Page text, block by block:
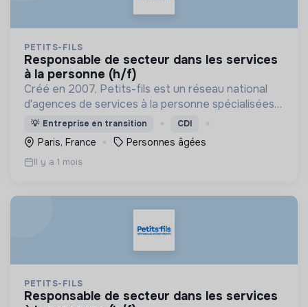
PETITS-FILS
responsable de secteur dans les services
à la personne (h/f)
Créé en 2007, Petits-fils est un réseau national
d'agences de services à la personne spécialisées
dans l'aide à domicile pour les personnes âgées.
💡 Entreprise en transition CDI
Paris, France Personnes âgées
Il y a 1 mois
PETITS-FILS
responsable de secteur dans les services